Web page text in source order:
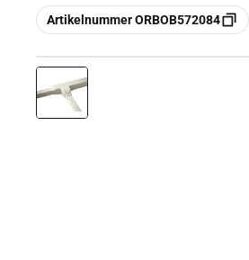
Kopieren
Artikelnummer ORBOB572084